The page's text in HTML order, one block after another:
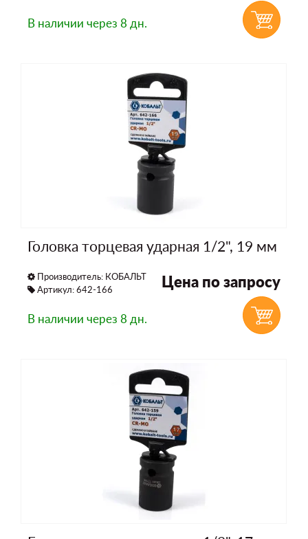
В наличии через 8 дн.
Головка торцевая ударная 1/2", 19 мм
Производитель: КОБАЛЬТ
Артикул: 642-166
Цена по запросу
В наличии через 8 дн.